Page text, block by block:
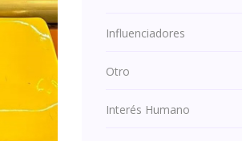
Influenciadores
Otro
Interés Humano